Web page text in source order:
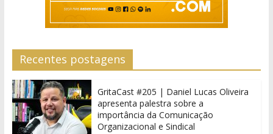
Recentes postagens
GritaCast #205 | Daniel Lucas Oliveira
apresenta palestra sobre a
importância da Comunicação
Organizacional e Sindical